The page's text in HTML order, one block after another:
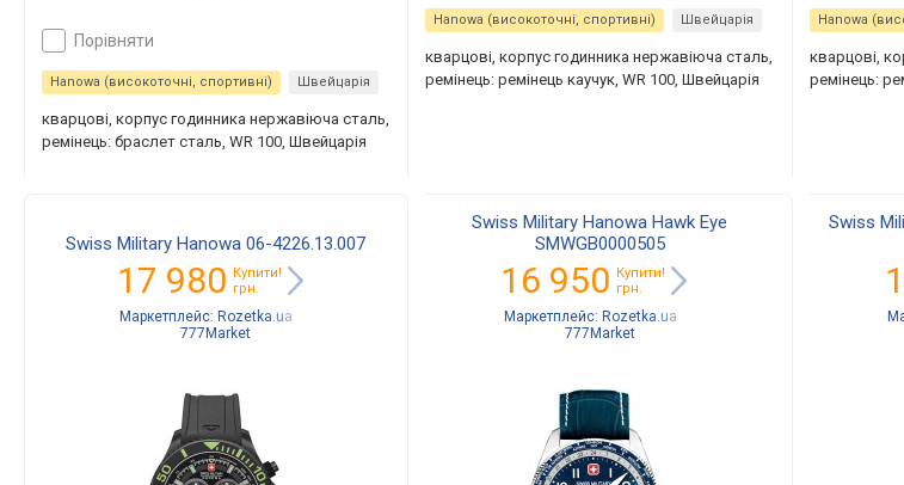
порівняти
Hanowa (високоточні, спортивні) Швейцарія
кварцові, корпус годинника нержавіюча сталь,
ремінець: браслет сталь, WR 100, Швейцарія
Hanowa (високоточні, спортивні) Швейцарія
кварцові, корпус годинника нержавіюча сталь,
ремінець: ремінець каучук, WR 100, Швейцарія
Hanowa
кварцові,
ремінець:
Swiss Military Hanowa 06-4226.13.007
17 980
Купити!
грн.
Маркетплейс: Rozetka.ua
777Market
Swiss Military Hanowa Hawk Eye
SMWGB0000505
16 950
Купити!
грн.
Маркетплейс: Rozetka.ua
777Market
Swiss